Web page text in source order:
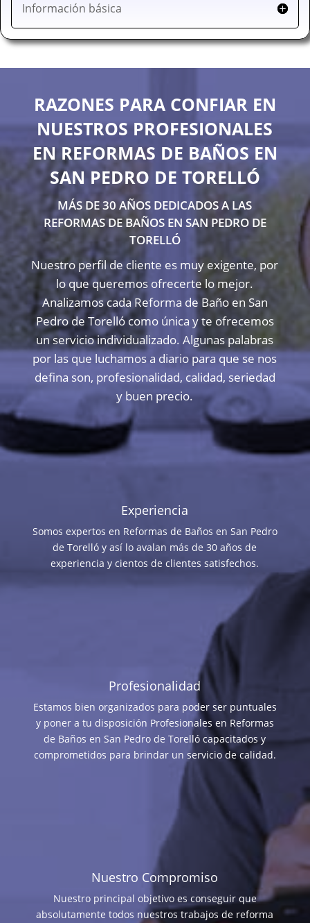
Información básica
RAZONES PARA CONFIAR EN
NUESTROS PROFESIONALES
EN REFORMAS DE BAÑOS EN
SAN PEDRO DE TORELLÓ
MÁS DE 30 AÑOS DEDICADOS A LAS
REFORMAS DE BAÑOS EN SAN PEDRO DE
TORELLÓ
Nuestro perfil de cliente es muy exigente, por
lo que queremos ofrecerte lo mejor.
Analizamos cada Reforma de Baño en San
Pedro de Torelló como única y te ofrecemos
un servicio individualizado. Algunas palabras
por las que luchamos a diario para que se nos
defina son, profesionalidad, calidad, seriedad
y buen precio.
Experiencia
Somos expertos en Reformas de Baños en San Pedro
de Torelló y así lo avalan más de 30 años de
experiencia y cientos de clientes satisfechos.
Profesionalidad
Estamos bien organizados para poder ser puntuales
y poner a tu disposición Profesionales en Reformas
de Baños en San Pedro de Torelló capacitados y
comprometidos para brindar un servicio de calidad.
Nuestro Compromiso
Nuestro principal objetivo es conseguir que
absolutamente todos nuestros trabajos de reforma